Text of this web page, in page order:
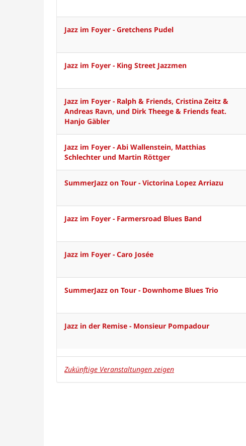
Jazz im Foyer - Gretchens Pudel
Jazz im Foyer - King Street Jazzmen
Jazz im Foyer - Ralph & Friends, Cristina Zeitz &
Andreas Ravn, und Dirk Theege & Friends feat.
Hanjo Gäbler
Jazz im Foyer - Abi Wallenstein, Matthias
Schlechter und Martin Röttger
SummerJazz on Tour - Victorina Lopez Arriazu
Jazz im Foyer - Farmersroad Blues Band
Jazz im Foyer - Caro Josée
SummerJazz on Tour - Downhome Blues Trio
Jazz in der Remise - Monsieur Pompadour
Zukünftige Veranstaltungen zeigen